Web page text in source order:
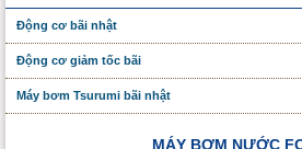
Động cơ bãi nhật
Động cơ giảm tốc bãi
Máy bơm Tsurumi bãi nhật
MÁY BƠM NƯỚC